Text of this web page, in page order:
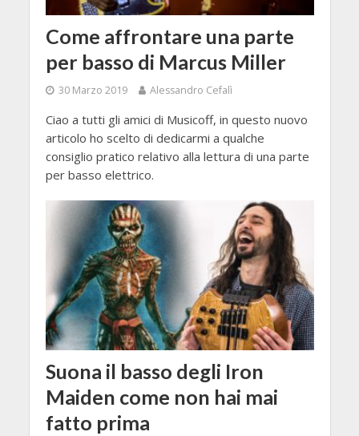
Come affrontare una parte
per basso di Marcus Miller
30 Marzo 2019 Alessandro Cefalì
Ciao a tutti gli amici di Musicoff, in questo nuovo
articolo ho scelto di dedicarmi a qualche
consiglio pratico relativo alla lettura di una parte
per basso elettrico.
Suona il basso degli Iron
Maiden come non hai mai
fatto prima